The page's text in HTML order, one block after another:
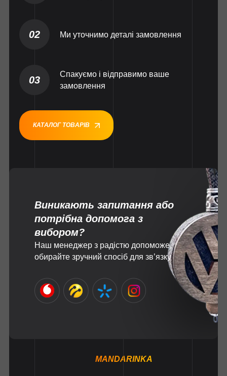
02 Ми уточнимо деталі замовлення
03
Спакуємо і відправимо ваше
замовлення
КАТАЛОГ ТОВАРІВ
Виникають запитання або
потрібна допомога з
вибором?
Наш менеджер з радістю допоможе,
обирайте зручний спосіб для зв’язку
MANDARINKA